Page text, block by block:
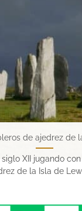
de ajedrez de
siglo XII jugando
de la Isla de